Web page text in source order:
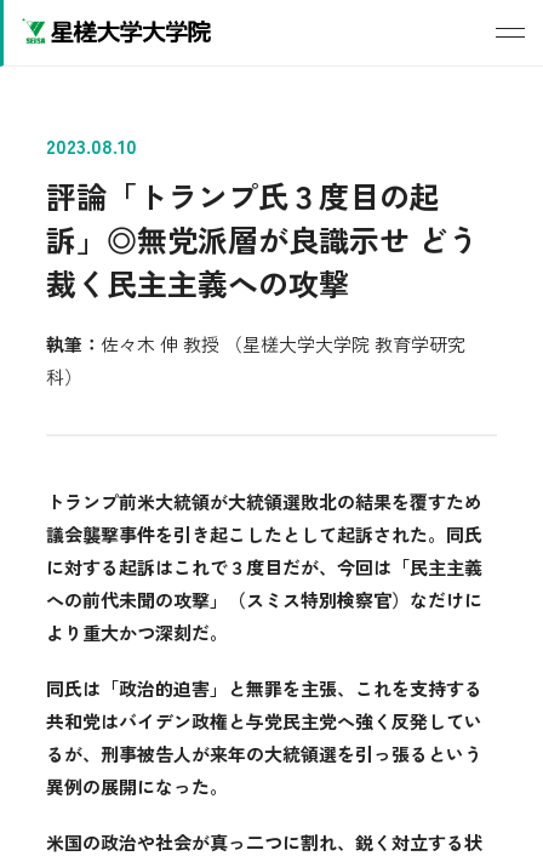
2023.08.10
評論「トランプ氏３度目の起
訴」◎無党派層が良識示せ どう
裁く民主主義への攻撃
執筆：佐々木 伸 教授 （星槎大学大学院 教育学研究
科）
トランプ前米大統領が大統領選敗北の結果を覆すため
議会襲撃事件を引き起こしたとして起訴された。同氏
に対する起訴はこれで３度目だが、今回は「民主主義
への前代未聞の攻撃」（スミス特別検察官）なだけに
より重大かつ深刻だ。
同氏は「政治的迫害」と無罪を主張、これを支持する
共和党はバイデン政権と与党民主党へ強く反発してい
るが、刑事被告人が来年の大統領選を引っ張るという
異例の展開になった。
米国の政治や社会が真っ二つに割れ、鋭く対立する状